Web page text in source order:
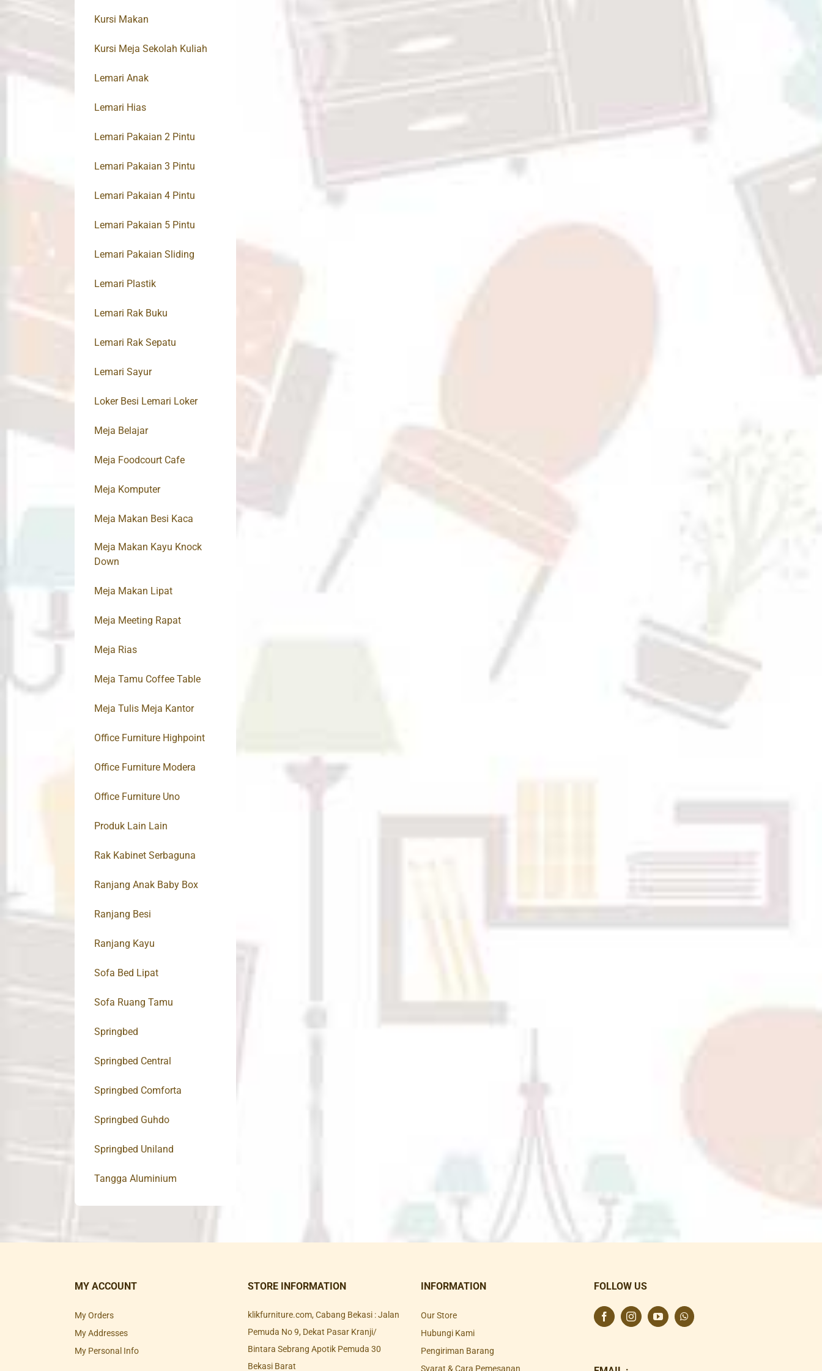
Kursi Makan
Kursi Meja Sekolah Kuliah
Lemari Anak
Lemari Hias
Lemari Pakaian 2 Pintu
Lemari Pakaian 3 Pintu
Lemari Pakaian 4 Pintu
Lemari Pakaian 5 Pintu
Lemari Pakaian Sliding
Lemari Plastik
Lemari Rak Buku
Lemari Rak Sepatu
Lemari Sayur
Loker Besi Lemari Loker
Meja Belajar
Meja Foodcourt Cafe
Meja Komputer
Meja Makan Besi Kaca
Meja Makan Kayu Knock
Down
Meja Makan Lipat
Meja Meeting Rapat
Meja Rias
Meja Tamu Coffee Table
Meja Tulis Meja Kantor
Office Furniture Highpoint
Office Furniture Modera
Office Furniture Uno
Produk Lain Lain
Rak Kabinet Serbaguna
Ranjang Anak Baby Box
Ranjang Besi
Ranjang Kayu
Sofa Bed Lipat
Sofa Ruang Tamu
Springbed
Springbed Central
Springbed Comforta
Springbed Guhdo
Springbed Uniland
Tangga Aluminium
MY ACCOUNT
My Orders
My Addresses
My Personal Info
STORE INFORMATION
klikfurniture.com, Cabang Bekasi : Jalan
Pemuda No 9, Dekat Pasar Kranji/
Bintara Sebrang Apotik Pemuda 30
Bekasi Barat
INFORMATION
Our Store
Hubungi Kami
Pengiriman Barang
Syarat & Cara Pemesanan
FOLLOW US